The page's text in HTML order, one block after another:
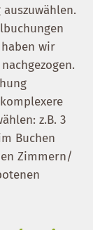
wir
z.B. 3
Buchen
Zimmern/